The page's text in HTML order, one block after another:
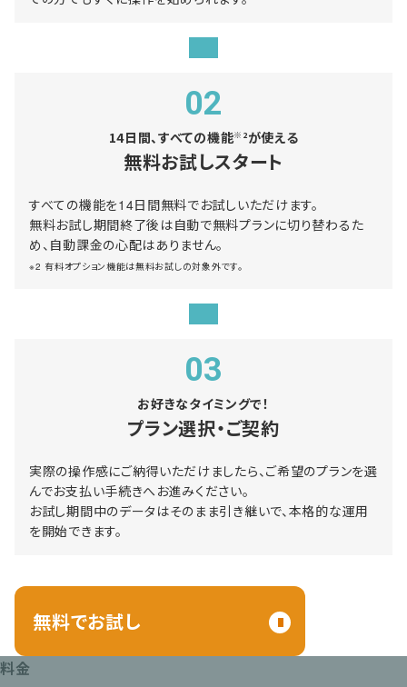
02
14日間、すべての機能※2が使える
無料お試しスタート
すべての機能を14日間無料でお試しいただけます。
無料お試し期間終了後は自動で無料プランに切り替わるた
め、自動課金の心配はありません。
※2 有料オプション機能は無料お試しの対象外です。
03
お好きなタイミングで！
プラン選択・ご契約
実際の操作感にご納得いただけましたら、ご希望のプランを選
んでお支払い手続きへお進みください。
お試し期間中のデータはそのまま引き継いで、本格的な運用
を開始できます。
無料でお試し
料金